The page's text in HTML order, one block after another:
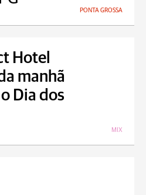
PONTA GROSSA
Hotel
manhã
Dia dos
MIX